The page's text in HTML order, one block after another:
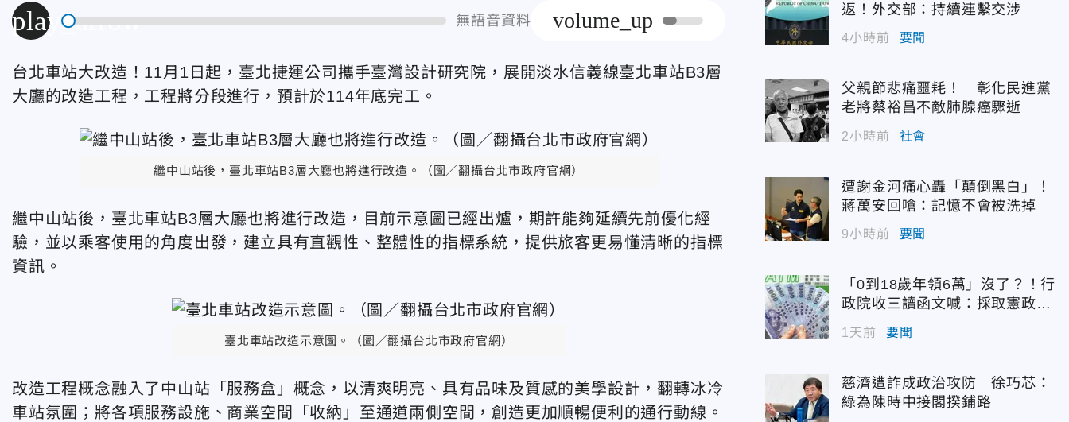
play_arrow 無語音資料 volume_up
台北車站大改造！11月1日起，臺北捷運公司攜手臺灣設計研究院，展開淡水信義線臺北車站B3層
大廳的改造工程，工程將分段進行，預計於114年底完工。
繼中山站後，臺北車站B3層大廳也將進行改造。（圖／翻攝台北市政府官網）
繼中山站後，臺北車站B3層大廳也將進行改造，目前示意圖已經出爐，期許能夠延續先前優化經
驗，並以乘客使用的角度出發，建立具有直觀性、整體性的指標系統，提供旅客更易懂清晰的指標
資訊。
臺北車站改造示意圖。（圖／翻攝台北市政府官網）
改造工程概念融入了中山站「服務盒」概念，以清爽明亮、具有品味及質感的美學設計，翻轉冰冷
車站氛圍；將各項服務設施、商業空間「收納」至通道兩側空間，創造更加順暢便利的通行動線。
返！外交部：持續連繫交涉
4小時前 要聞
父親節悲痛噩耗！ 彰化民進黨
老將蔡裕昌不敵肺腺癌驟逝
2小時前 社會
遭謝金河痛心轟「顛倒黑白」！
蔣萬安回嗆：記憶不會被洗掉
9小時前 要聞
「0到18歲年領6萬」沒了？！行
政院收三讀函文喊：採取憲政作
1天前 要聞
慈濟遭詐成政治攻防 徐巧芯：
綠為陳時中接閣揆鋪路